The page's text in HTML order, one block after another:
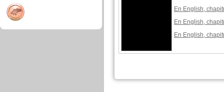
En English,
En English,
En English,